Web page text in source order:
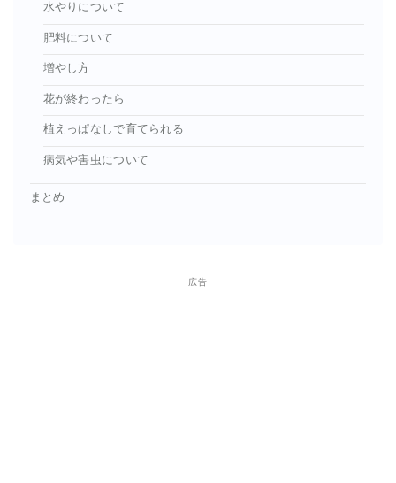
水やりについて
肥料について
増やし方
花が終わったら
植えっぱなしで育てられる
病気や害虫について
まとめ
広告